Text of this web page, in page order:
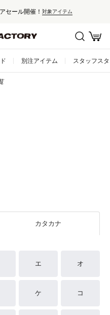
セール開催！ 対象アイテム
別注アイテム スタッフス
カタカナ
エ オ
ケ コ